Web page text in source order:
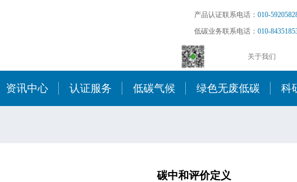
产品认证联系电话： 010-
低碳业务联系电话： 010-
关于我们
资讯中心 认证服务 低碳气候 绿色无废低碳 科
碳中和评价定义